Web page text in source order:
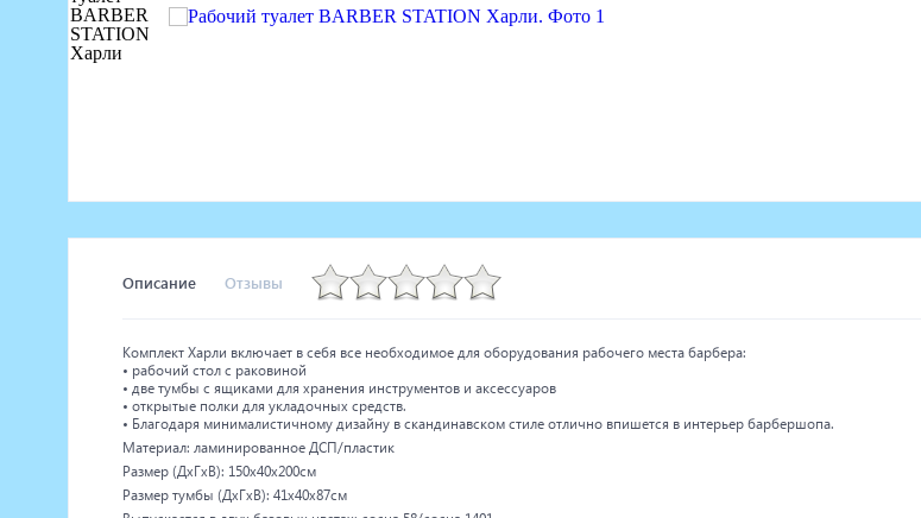
Маникюрное оборудование
Педикюрное оборудование
Мебель для холла
Описание Отзывы
Комплект Харли включает в себя все необходимое для оборудования рабочего места барбера:
• рабочий стол с раковиной
• две тумбы с ящиками для хранения инструментов и аксессуаров
• открытые полки для укладочных средств.
• Благодаря минималистичному дизайну в скандинавском стиле отлично впишется в интерьер барбершопа.
Материал: ламинированное ДСП/пластик
Размер (ДхГхВ): 150х40х200см
Размер тумбы (ДхГхВ): 41х40х87см